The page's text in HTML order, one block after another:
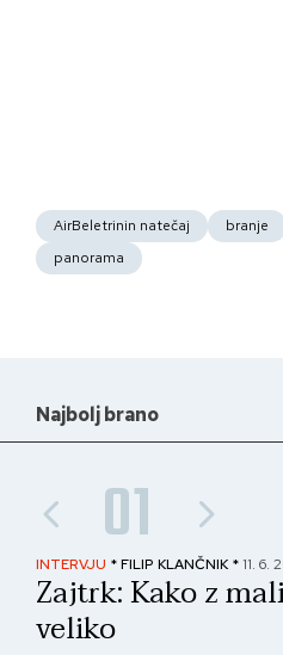
AirBeletrinin natečaj branje
panorama
Najbolj brano
01
INTERVJU * FILIP KLANČNIK * 11. 6.
Zajtrk: Kako z
veliko